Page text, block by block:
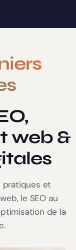
web &
pratiques et
le SEO au
de la